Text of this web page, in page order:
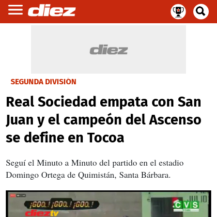
SEGUNDA DIVISIÓN
Real Sociedad empata con San
Juan y el campeón del Ascenso
se define en Tocoa
Seguí el Minuto a Minuto del partido en el estadio
Domingo Ortega de Quimistán, Santa Bárbara.